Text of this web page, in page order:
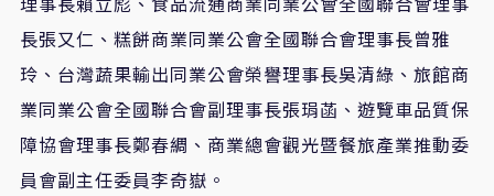
長張又仁、糕餅商業同業公會全國聯合會理事長曾雅
玲、台灣蔬果輸出同業公會榮譽理事長吳清綠、旅館商
業同業公會全國聯合會副理事長張琄菡、遊覽車品質保
障協會理事長鄭春綢、商業總會觀光暨餐旅產業推動委
員會副主任委員李奇嶽。